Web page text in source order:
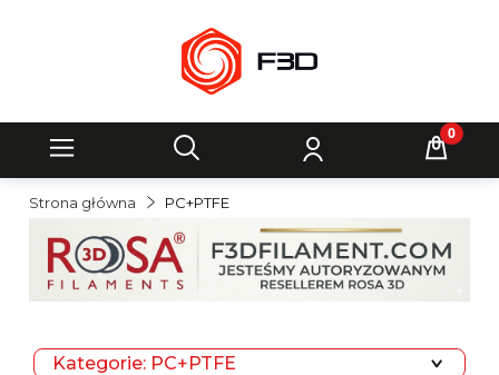
Strona główna PC+PTFE
Kategorie: PC+PTFE